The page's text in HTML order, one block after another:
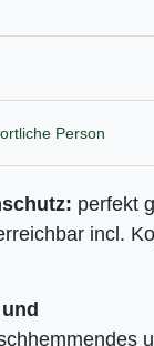
Person
perfekt
incl.